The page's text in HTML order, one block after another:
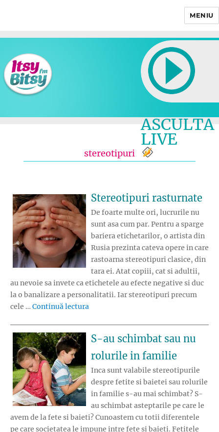
MENIU
ASCULTA
LIVE
stereotipuri
Stereotipuri rasturnate
De foarte multe ori, lucrurile nu
sunt asa cum par. Pentru a sparge
bariera etichetarilor, o artista din
Rusia prezinta cateva opere in care
rastoarna stereotipuri clasice, din
tara ei. Atat copiii, cat si adultii,
au nevoie sa invete ca etichetele au efecte negative si duc
la o banalizare a personalitatii. Iar stereotipuri precum
cele … Continuă lectura
S-au schimbat sau nu
rolurile in familie
Inca sunt valabile stereotipurile
despre fetite si baietei sau rolurile
in familie s-au mai schimbat? S-
au schimbat asteptarile pe care le
avem de la fete si baieti? Cunoastem cu totii diferentele
pe care societatea le impune intre fete si baieti. Fetitele